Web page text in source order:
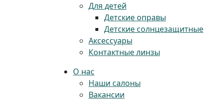
Для детей
Детские оправы
Детские солнцезащитные
Аксессуары
Контактные линзы
О нас
Наши салоны
Вакансии